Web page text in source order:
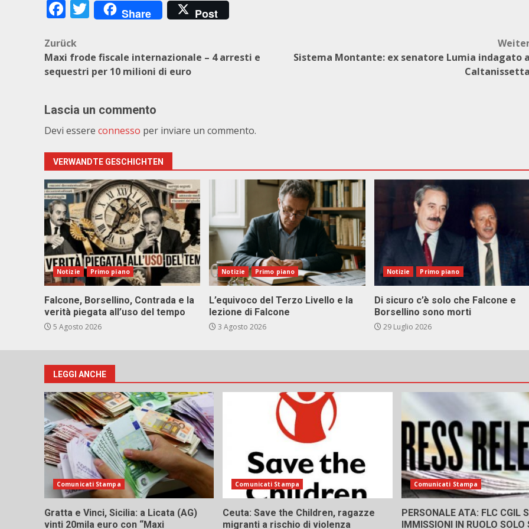
Facebook
Twitter
Share Post
Beitragsnavigation
Zurück
Maxi frode fiscale internazionale – 4 arresti e
sequestri per 10 milioni di euro
Sistema Montante: ex senatore Lumia indagato a
Caltanissetta
Lascia un commento
Devi essere connesso per inviare un commento.
VERWANDTE GESCHICHTEN
Notizie Primo piano
Falcone, Borsellino, Contrada e la
verità piegata all’uso del tempo
5 Agosto 2026
Notizie Primo piano
L’equivoco del Terzo Livello e la
lezione di Falcone
3 Agosto 2026
Notizie Primo piano
Di sicuro c’è solo che Falcone e
Borsellino sono morti
29 Luglio 2026
LEGGI ANCHE
Comunicati Stampa
Gratta e Vinci, Sicilia: a Licata (AG)
vinti 20mila euro con “Maxi
Comunicati Stampa
Ceuta: Save the Children, ragazze
migranti a rischio di violenza
Comunicati Stampa
PERSONALE ATA: FLC CGIL
IMMISSIONI IN RUOLO SOLO